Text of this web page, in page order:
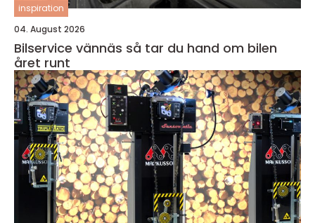
inspiration
04. August 2026
Bilservice vännäs så tar du hand om bilen
året runt